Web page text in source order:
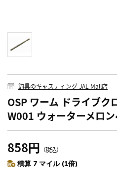
釣具のキャスティング JAL Mall店
OSP ワーム ドライブク
W001 ウォーターメロ
858円 （税込）
積算 7 マイル (1倍)